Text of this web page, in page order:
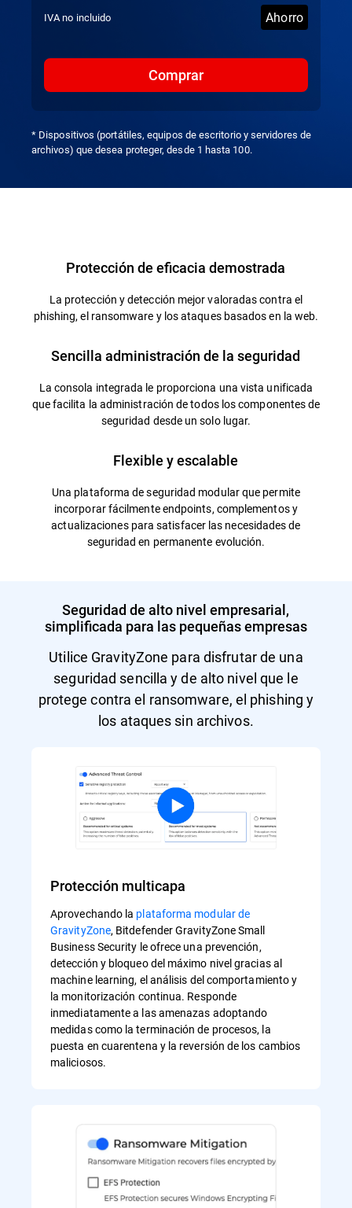
IVA no incluido Ahorro
Comprar
* Dispositivos (portátiles, equipos de escritorio y servidores de
archivos) que desea proteger, desde 1 hasta 100.
Protección de eficacia demostrada
La protección y detección mejor valoradas contra el
phishing, el ransomware y los ataques basados en la web.
Sencilla administración de la seguridad
La consola integrada le proporciona una vista unificada
que facilita la administración de todos los componentes de
seguridad desde un solo lugar.
Flexible y escalable
Una plataforma de seguridad modular que permite
incorporar fácilmente endpoints, complementos y
actualizaciones para satisfacer las necesidades de
seguridad en permanente evolución.
Seguridad de alto nivel empresarial,
simplificada para las pequeñas empresas
Utilice GravityZone para disfrutar de una
seguridad sencilla y de alto nivel que le
protege contra el ransomware, el phishing y
los ataques sin archivos.
Protección multicapa
Aprovechando la plataforma modular de
GravityZone, Bitdefender GravityZone Small
Business Security le ofrece una prevención,
detección y bloqueo del máximo nivel gracias al
machine learning, el análisis del comportamiento y
la monitorización continua. Responde
inmediatamente a las amenazas adoptando
medidas como la terminación de procesos, la
puesta en cuarentena y la reversión de los cambios
maliciosos.